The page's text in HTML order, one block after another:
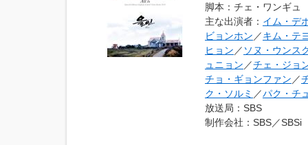
脚本 ：チェ・ワンギュ
主な出演者 ： イム・デ
ビョンホン ／キム・テ
ヒョン ／ ソヌ・ウンス
ュニョン ／チェ・ジョ
チョ・ギョンファン ／
ク・ソルミ ／パク・チ
放送局 ：SBS
制作会社 ：SBS／SBSi